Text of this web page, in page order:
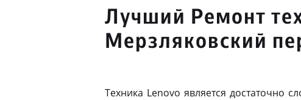
Лучший Ремонт
Мерзляковский
Техника Lenovo является достаточно